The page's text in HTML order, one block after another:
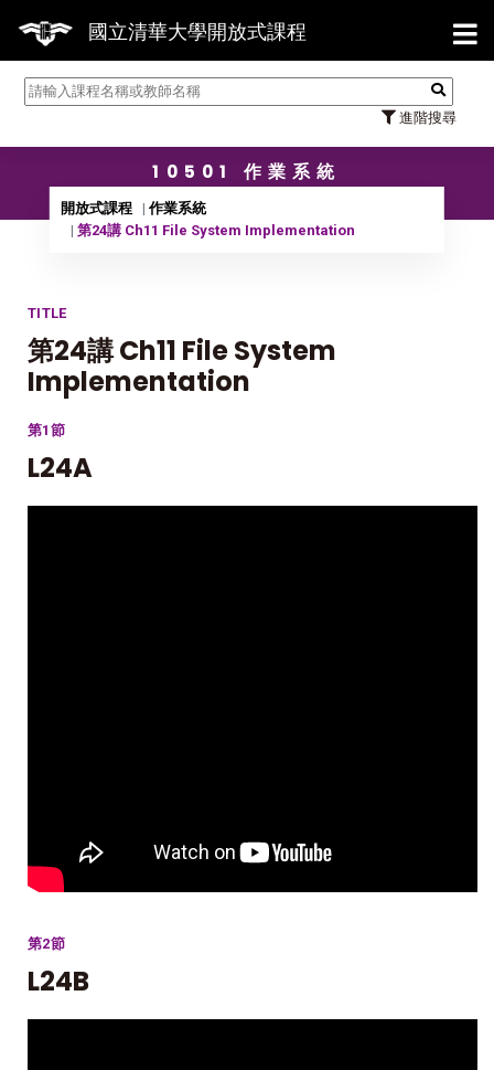
國立清華大學開放式課程
進階搜尋
【
10501 作業系統
開放式課程
作業系統
第24講 Ch11 File System Implementation
TITLE
第24講 Ch11 File System
Implementation
第1節
L24A
第2節
L24B